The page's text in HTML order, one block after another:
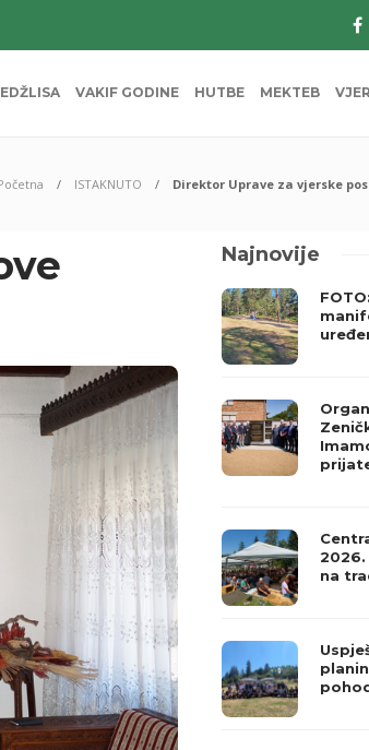
VAKIF GODINE HUTBE MEKTEB
ISTAKNUTO Direktor Uprave za vjerske
Najnovije
na